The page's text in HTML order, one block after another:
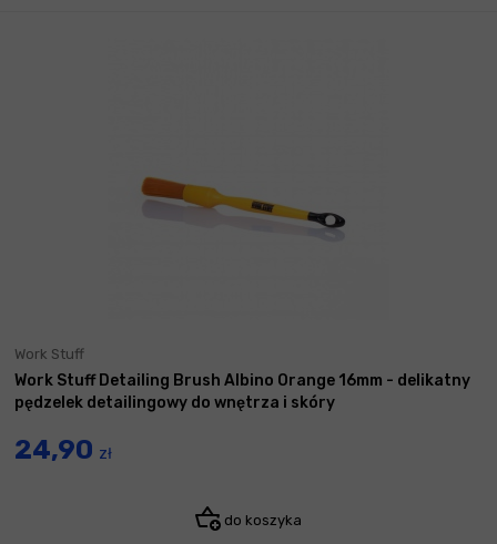
Work Stuff
Work Stuff Detailing Brush Albino Orange 16mm - delikatny
pędzelek detailingowy do wnętrza i skóry
24,90 zł
do koszyka